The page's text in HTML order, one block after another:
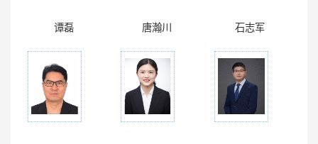
谭磊 唐瀚川 石志军